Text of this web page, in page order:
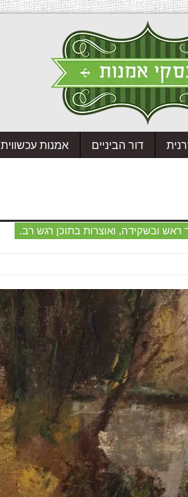
דור הביניים אמנות עכשווית
ובשקידה, ואוצרות בתוכן רגש רב.